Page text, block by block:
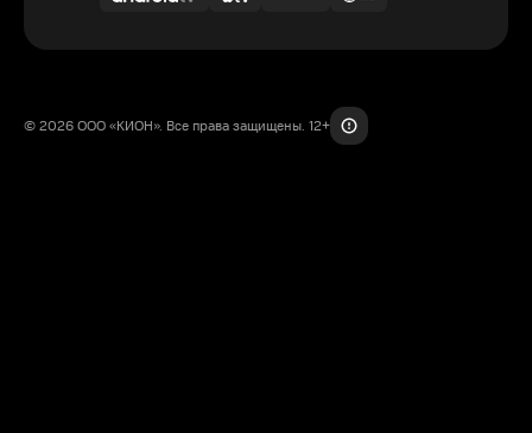
© 2026 ООО «КИОН». Все права защищены. 12+